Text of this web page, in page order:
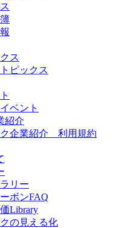
ス
ピックス
ベント
紹介
企業紹介 利用規約
リー
ボンFAQ
Library
の見える化